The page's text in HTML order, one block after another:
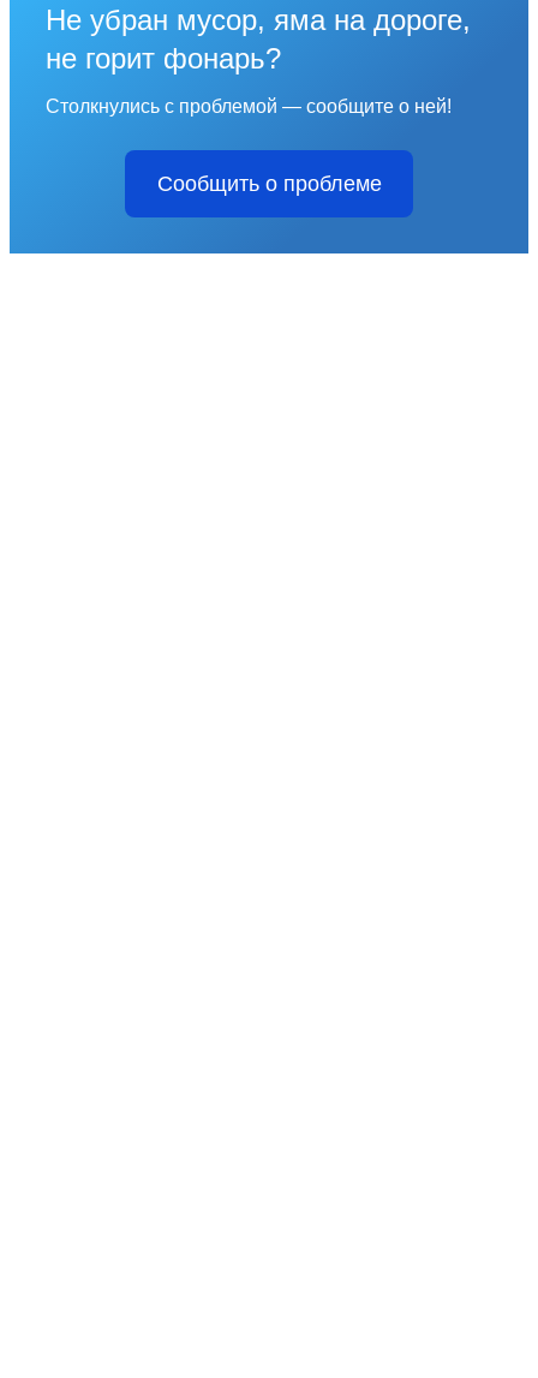
Не убран мусор, яма на дороге,
не горит фонарь?
Столкнулись с проблемой — сообщите о ней!
Сообщить о проблеме